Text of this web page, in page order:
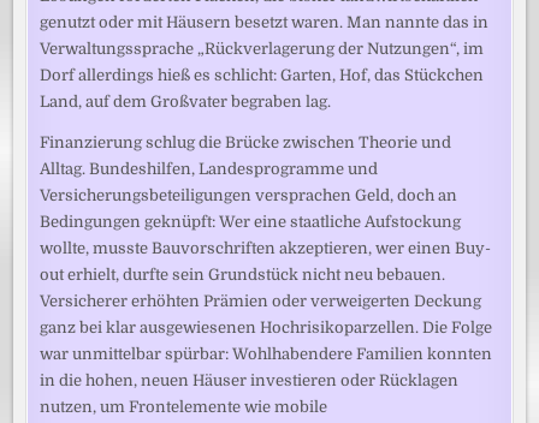
genutzt oder mit Häusern besetzt waren. Man nannte das in
Verwaltungssprache „Rückverlagerung der Nutzungen“, im
Dorf allerdings hieß es schlicht: Garten, Hof, das Stückchen
Land, auf dem Großvater begraben lag.
Finanzierung schlug die Brücke zwischen Theorie und
Alltag. Bundeshilfen, Landesprogramme und
Versicherungsbeteiligungen versprachen Geld, doch an
Bedingungen geknüpft: Wer eine staatliche Aufstockung
wollte, musste Bauvorschriften akzeptieren, wer einen Buy-
out erhielt, durfte sein Grundstück nicht neu bebauen.
Versicherer erhöhten Prämien oder verweigerten Deckung
ganz bei klar ausgewiesenen Hochrisikoparzellen. Die Folge
war unmittelbar spürbar: Wohlhabendere Familien konnten
in die hohen, neuen Häuser investieren oder Rücklagen
nutzen, um Frontelemente wie mobile